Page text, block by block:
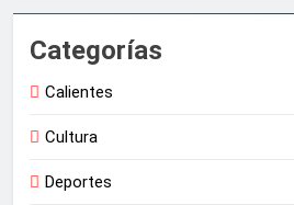
Categorías
Calientes
Cultura
Deportes